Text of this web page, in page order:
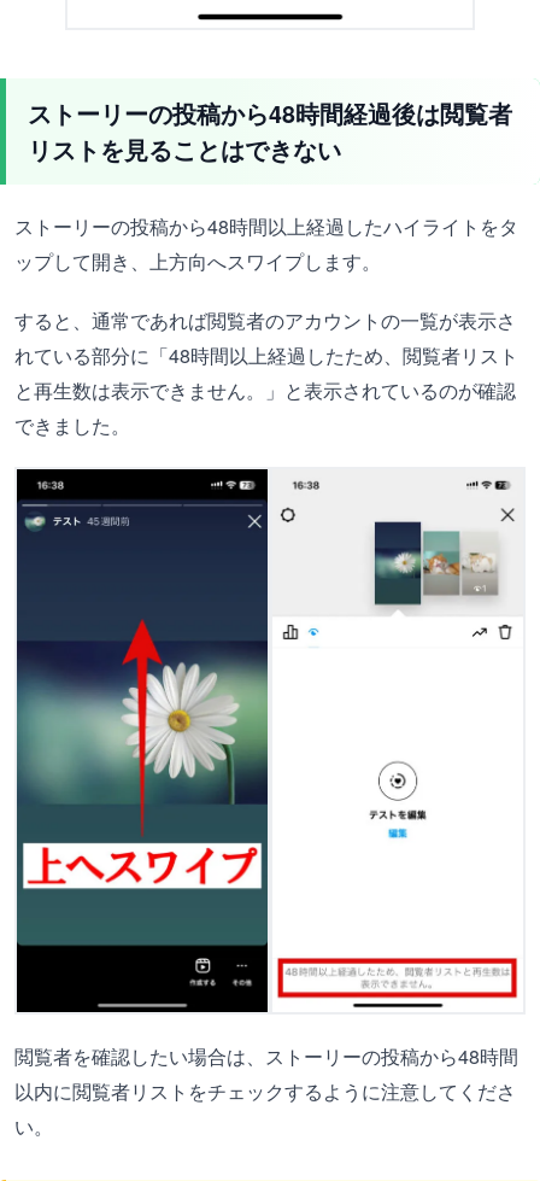
ストーリーの投稿から48時間経過後は閲覧者
リストを見ることはできない
ストーリーの投稿から48時間以上経過したハイライトをタ
ップして開き、上方向へスワイプします。
すると、通常であれば閲覧者のアカウントの一覧が表示さ
れている部分に「48時間以上経過したため、閲覧者リスト
と再生数は表示できません。」と表示されているのが確認
できました。
閲覧者を確認したい場合は、ストーリーの投稿から48時間
以内に閲覧者リストをチェックするように注意してくださ
い。